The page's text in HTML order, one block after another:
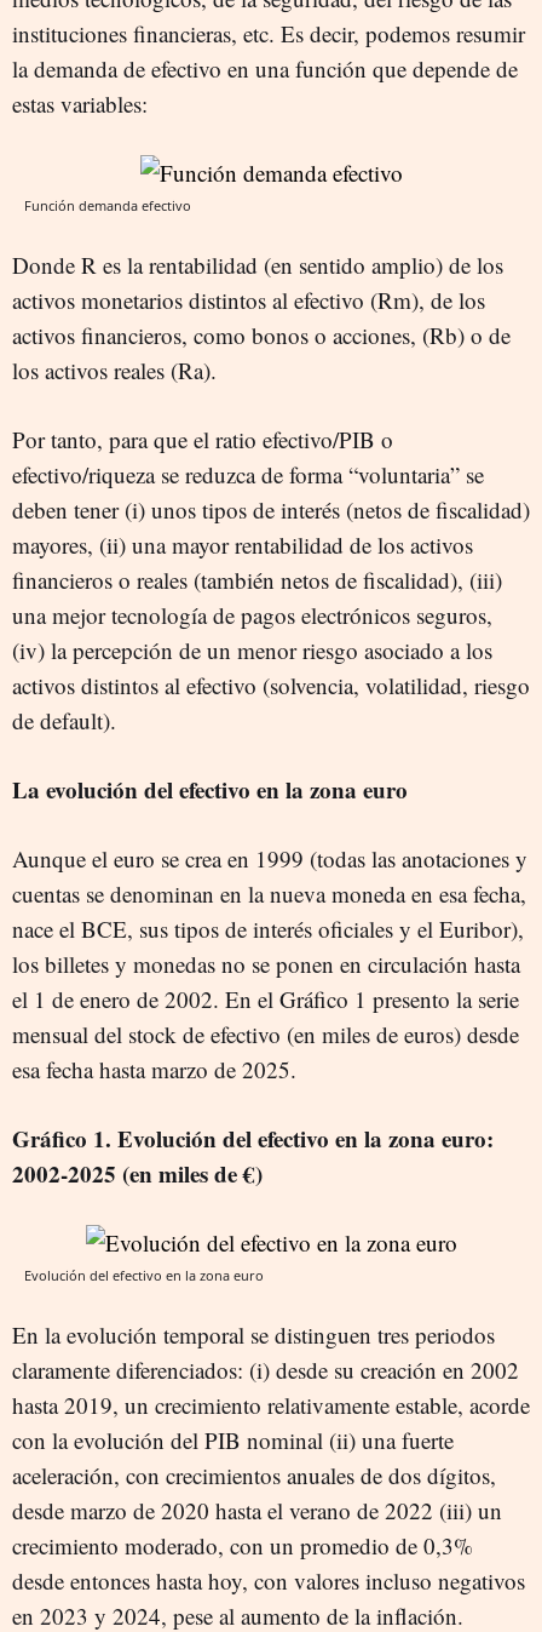
instituciones financieras, etc. Es decir, podemos resumir
la demanda de efectivo en una función que depende de
estas variables:
Función demanda efectivo
Donde R es la rentabilidad (en sentido amplio) de los
activos monetarios distintos al efectivo (Rm), de los
activos financieros, como bonos o acciones, (Rb) o de
los activos reales (Ra).
Por tanto, para que el ratio efectivo/PIB o
efectivo/riqueza se reduzca de forma “voluntaria” se
deben tener (i) unos tipos de interés (netos de fiscalidad)
mayores, (ii) una mayor rentabilidad de los activos
financieros o reales (también netos de fiscalidad), (iii)
una mejor tecnología de pagos electrónicos seguros,
(iv) la percepción de un menor riesgo asociado a los
activos distintos al efectivo (solvencia, volatilidad, riesgo
de default).
La evolución del efectivo en la zona euro
Aunque el euro se crea en 1999 (todas las anotaciones y
cuentas se denominan en la nueva moneda en esa fecha,
nace el BCE, sus tipos de interés oficiales y el Euribor),
los billetes y monedas no se ponen en circulación hasta
el 1 de enero de 2002. En el Gráfico 1 presento la serie
mensual del stock de efectivo (en miles de euros) desde
esa fecha hasta marzo de 2025.
Gráfico 1. Evolución del efectivo en la zona euro:
2002-2025 (en miles de €)
Evolución del efectivo en la zona euro
En la evolución temporal se distinguen tres periodos
claramente diferenciados: (i) desde su creación en 2002
hasta 2019, un crecimiento relativamente estable, acorde
con la evolución del PIB nominal (ii) una fuerte
aceleración, con crecimientos anuales de dos dígitos,
desde marzo de 2020 hasta el verano de 2022 (iii) un
crecimiento moderado, con un promedio de 0,3%
desde entonces hasta hoy, con valores incluso negativos
en 2023 y 2024, pese al aumento de la inflación.